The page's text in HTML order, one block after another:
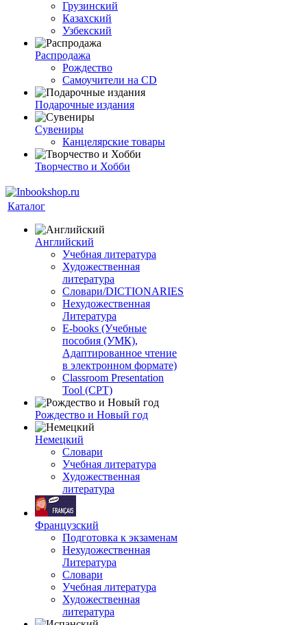
Грузинский
Казахский
Узбекский
Распродажа
Рождество
Самоучители на CD
Подарочные издания
Сувениры
Канцелярские товары
Творчество и Хобби
Каталог
Английский
Учебная литература
Художественная
литература
Словари/DICTIONARIES
Нехудожественная
Литература
E-books (Учебные
пособия (УМК),
Адаптированное чтение
в электронном формате)
Classroom Presentation
Tool (CPT)
Рождество и Новый год
Немецкий
Словари
Учебная литература
Художественная
литература
Французский
Подготовка к экзаменам
Нехудожественная
Литература
Словари
Учебная литература
Художественная
литература